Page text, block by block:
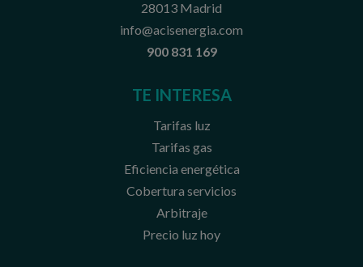
28013 Madrid
info@acisenergia.com
900 831 169
TE INTERESA
Tarifas luz
Tarifas gas
Eficiencia energética
Cobertura servicios
Arbitraje
Precio luz hoy